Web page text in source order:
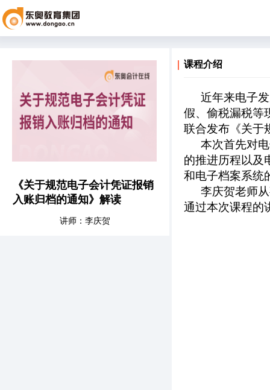
《关于规范电子会计凭证报销
入账归档的通知》解读
讲师：李庆贺
课程介绍
近年来电子
假、偷税漏税等
联合发布《关于
本次首先对
的推进历程以及
和电子档案系统
李庆贺老师
通过本次课程的